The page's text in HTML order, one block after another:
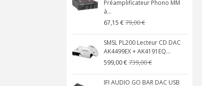
Préamplificateur Phono MM
à...
67,15 €79,00 €
SMSL PL200 Lecteur CD DAC
AK4499EX + AK4191EQ...
599,00 €739,00 €
IFI AUDIO GO BAR DAC USB